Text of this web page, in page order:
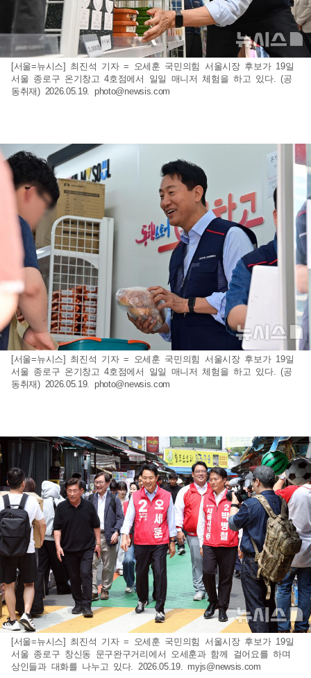
[서울=뉴시스] 최진석 기자 = 오세훈 국민의힘 서울시장 후보가 19일
서울 종로구 온기창고 4호점에서 일일 매니저 체험을 하고 있다. (공
동취재) 2026.05.19. photo@newsis.com
[서울=뉴시스] 최진석 기자 = 오세훈 국민의힘 서울시장 후보가 19일
서울 종로구 온기창고 4호점에서 일일 매니저 체험을 하고 있다. (공
동취재) 2026.05.19. photo@newsis.com
[서울=뉴시스] 최진석 기자 = 오세훈 국민의힘 서울시장 후보가 19일
서울 종로구 창신동 문구완구거리에서 오세훈과 함께 걸어요를 하며
상인들과 대화를 나누고 있다. 2026.05.19. myjs@newsis.com